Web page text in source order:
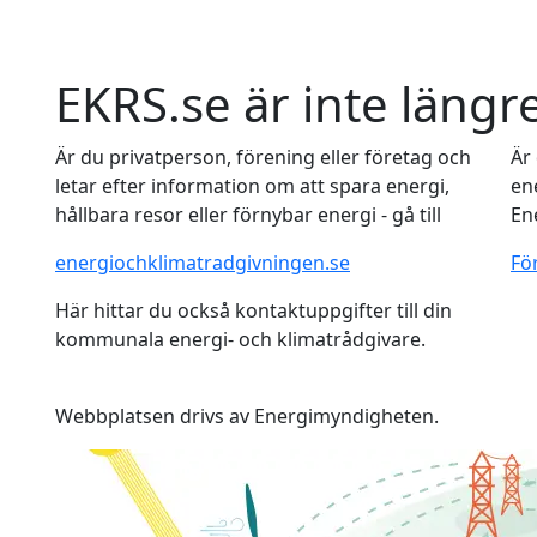
EKRS.se är inte
Är du privatperson, förening eller företag och
letar efter information om att spara energi,
hållbara resor eller förnybar energi - gå till
energiochklimatradgivningen.se
Här hittar du också kontaktuppgifter till din
kommunala energi- och klimatrådgivare.
Webbplatsen drivs av Energimyndigheten.
Är